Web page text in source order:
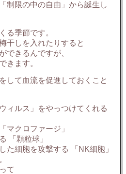
制限の中の自由」から誕生し
る季節です。
干しを入れたりすると
できるんですが、
きます。
して血流を促進しておくこと
ィルス」をやっつけてくれる
マクロファージ」
「顆粒球」
た細胞を攻撃する 「NK細胞」
て